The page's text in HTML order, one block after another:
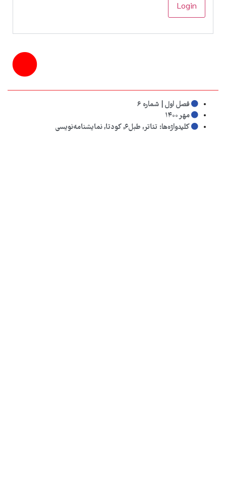
فصل اول | شماره ۶
مهر ۱۴۰۰
کلیدواژه‌ها: تئاتر, طبل۶ , کودتا, نمایشنامه‌نویسی